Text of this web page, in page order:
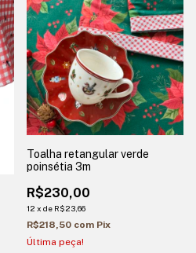
Toalha retangular verde
poinsétia 3m
R$230,00
12 x de R$23,66
R$218,50 com Pix
Última peça!